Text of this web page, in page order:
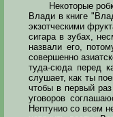
Некоторые
Влади в книге
экзотческими
сигара в зубах,
назвали его,
совершенно
туда-сюда перед
слушает, как ты
чтобы в первый
уговоров
Нептунио со всем